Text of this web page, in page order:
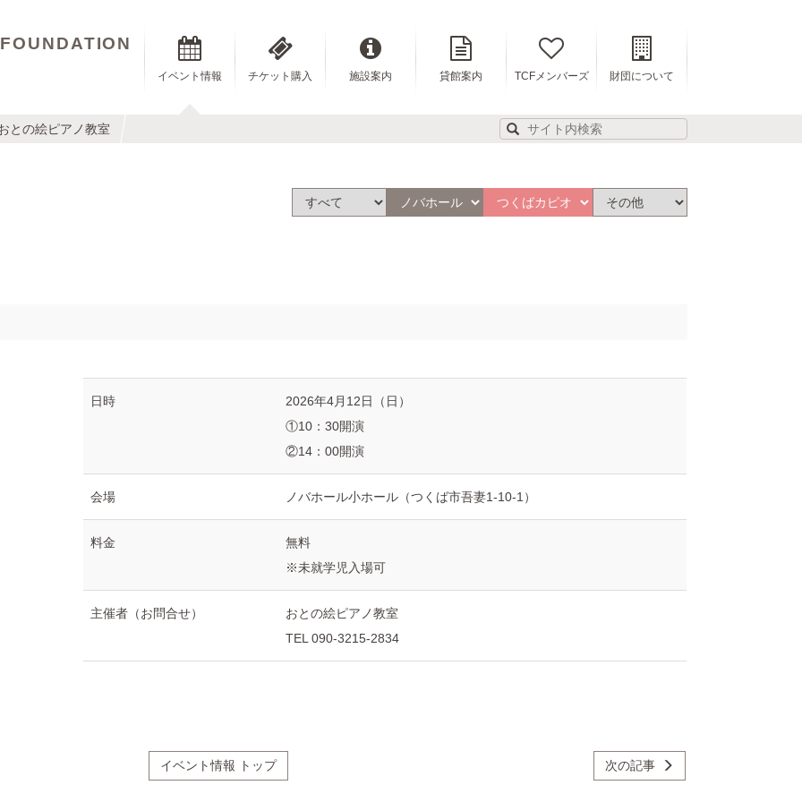
イベント情報 チケット購入 施設案内 貸館案内 TCFメンバーズ 財団について
との絵ピアノ教室
日時
2026年4月12日（日）
①10：30開演
②14：00開演
会場 ノバホール小ホール（つくば市吾妻1-10-1）
料金
無料
※未就学児入場可
主催者（お問合せ）
おとの絵ピアノ教室
TEL 090-3215-2834
イベント情報 トップ 次の記事